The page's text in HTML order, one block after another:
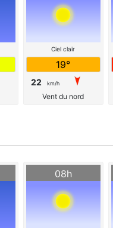
Ciel clair
19°
22 km/h
Vent du nord
08h